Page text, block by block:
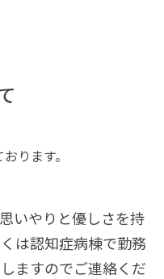
ります。
いやりと優しさを持
は認知症病棟で勤務
ますのでご連絡くだ